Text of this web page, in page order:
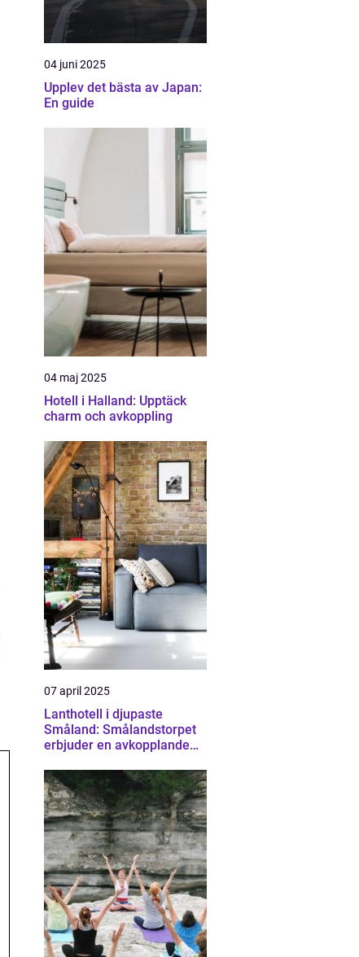
04 juni 2025
Upplev det bästa av Japan:
En guide
04 maj 2025
Hotell i Halland: Upptäck
charm och avkoppling
07 april 2025
Lanthotell i djupaste
Småland: Smålandstorpet
erbjuder en avkopplande